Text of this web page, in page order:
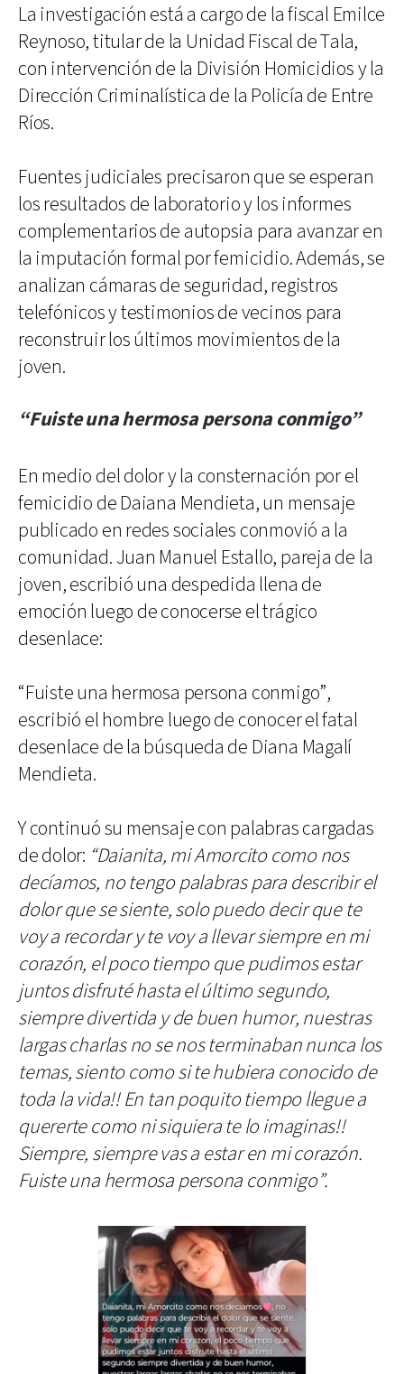
La investigación está a cargo de la fiscal Emilce
Reynoso, titular de la Unidad Fiscal de Tala,
con intervención de la División Homicidios y la
Dirección Criminalística de la Policía de Entre
Ríos.
Fuentes judiciales precisaron que se esperan
los resultados de laboratorio y los informes
complementarios de autopsia para avanzar en
la imputación formal por femicidio. Además, se
analizan cámaras de seguridad, registros
telefónicos y testimonios de vecinos para
reconstruir los últimos movimientos de la
joven.
“Fuiste una hermosa persona conmigo”
En medio del dolor y la consternación por el
femicidio de Daiana Mendieta, un mensaje
publicado en redes sociales conmovió a la
comunidad. Juan Manuel Estallo, pareja de la
joven, escribió una despedida llena de
emoción luego de conocerse el trágico
desenlace:
“Fuiste una hermosa persona conmigo”,
escribió el hombre luego de conocer el fatal
desenlace de la búsqueda de Diana Magalí
Mendieta.
Y continuó su mensaje con palabras cargadas
de dolor: “Daianita, mi Amorcito como nos
decíamos, no tengo palabras para describir el
dolor que se siente, solo puedo decir que te
voy a recordar y te voy a llevar siempre en mi
corazón, el poco tiempo que pudimos estar
juntos disfruté hasta el último segundo,
siempre divertida y de buen humor, nuestras
largas charlas no se nos terminaban nunca los
temas, siento como si te hubiera conocido de
toda la vida!! En tan poquito tiempo llegue a
quererte como ni siquiera te lo imaginas!!
Siempre, siempre vas a estar en mi corazón.
Fuiste una hermosa persona conmigo”.